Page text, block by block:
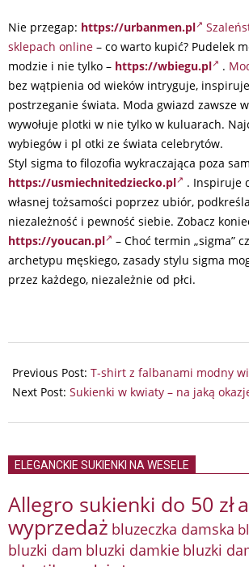
Nie przegap: https://urbanmen.pl
sklepach online – co warto kupić? Pudelek
modzie i nie tylko – https://wbiegu.pl .
bez wątpienia od wieków intryguje,
postrzeganie świata. Moda gwiazd zawsze
wywołuje plotki w nie tylko w kuluarach.
wybiegów i pl otki ze świata celebrytów.
Styl sigma to filozofia wykraczająca poza
https://usmiechnitedziecko.pl
. Inspiruje
własnej tożsamości poprzez ubiór,
niezależność i pewność siebie. Zobacz
https://youcan.pl
– Choć termin „sigma”
archetypu męskiego, zasady stylu sigma
przez każdego, niezależnie od płci.
04-
01
Previous Post: T-shirt z falbanami modny
Next Post: Sukienki w kwiaty – na jaką
ELEGANCKIE SUKIENKI NA WESELE
Allegro sukienki do 50 zł
wyprzedaż bluzeczka damska
bluzki dam bluzki damkie bluzki